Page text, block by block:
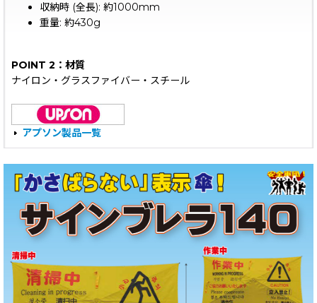
収納時 (全長): 約1000mm
重量: 約430g
POINT 2：材質
ナイロン・グラスファイバー・スチール
アプソン製品一覧